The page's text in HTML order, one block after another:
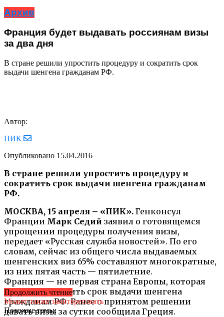
Архив
Франция будет выдавать россиянам визы
за два дня
В стране решили упростить процедуру и сократить срок
выдачи шенгена гражданам РФ.
Автор:
ПИК
Опубликовано 15.04.2016
В стране решили упростить процедуру и
сократить срок выдачи шенгена гражданам
РФ.
МОСКВА, 15 апреля – «ПИК». Генконсул
Франции Марк Седий заявил о готовящемся
упрощении процедуры получения визы,
передает «Русская служба новостей». По его
словам, сейчас из общего числа выдаваемых
шенгенских виз 65% составляют многократные,
из них пятая часть — пятилетние.
Франция — не первая страна Европы, которая
решила сократить срок выдачи шенгена
гражданам РФ. Ранее о принятом решении
давать визы за сутки сообщила Греция.
Продолжить чтение
Может также заинтересовать
Похожие темы: